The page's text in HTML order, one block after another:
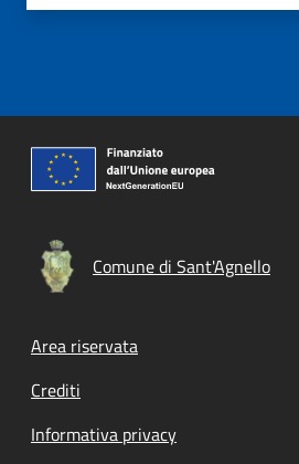
Comune di Sant'Agnello
Footer menu
Area riservata
Crediti
Informativa privacy